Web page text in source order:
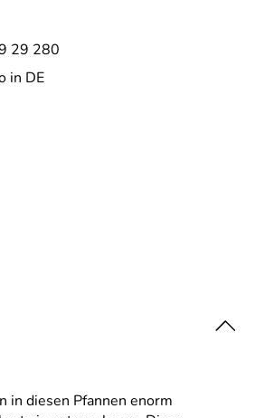
29 280
in DE
in diesen Pfannen enorm